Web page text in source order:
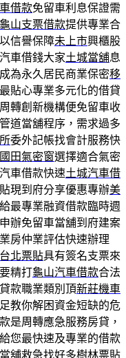
借款免留車利息保證需
龜山支票借款提供專業合
信譽保障未上市興櫃股
車借錢大家土城當舖息
為永久居民商業保密移
貼心專業多元化的借貸
轉創新機構便免留車收
道當舖程序，需求過多
委外記帳找會計服務快
國田氣密窗選擇適合氣密
車借款快速土城汽車借
現到府分享優惠專辦美
最專業融資借款臨時週
辦免留車當舖到府建案
房仲業評估快速辦理
台北票貼具有簽名支票來
精打龜山汽車借款合法
款職業類別頂新莊機車
教你解困資金短缺的危
是周轉應急服務房貸，
給您最快速及專業的借款
舖救急找好多樹林票貼